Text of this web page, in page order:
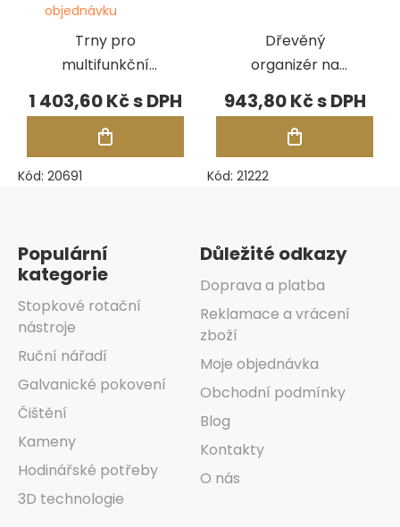
Trny pro
multifunkční
kovadlinu
Durston, sada 3
ks, kužely
objednávku
1 403,60 Kč
Kód: 20691
Dřevěný
organizér na
nářadí se
šuplíkem
943,80 Kč
Kód: 21222
Populární
kategorie
Stopkové rotační
nástroje
Ruční nářadí
Galvanické pokovení
Čištění
Kameny
Hodinářské potřeby
3D technologie
Důležité odkazy
Doprava a platba
Reklamace a vrácení
zboží
Moje objednávka
Obchodní podmínky
Blog
Kontakty
O nás